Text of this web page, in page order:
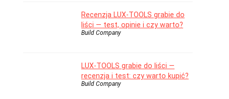
Recenzja LUX-TOOLS grabie do
liści — test, opinie i czy warto?
Build Company
LUX-TOOLS grabie do liści —
recenzja i test: czy warto kupić?
Build Company